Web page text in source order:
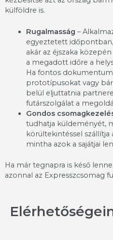
külföldre is.
Rugalmasság –
egyeztetett
akár az éjszaka
a megadott időre a
Ha fontos
prototípusokat vagy
belül eljuttatnia
futárszolgálat a
Gondos
tudhatja küldeményét,
körültekintéssel
mintha azok a sajátjai
Ha már tegnapra is késő
azonnal az Expresszcsomag